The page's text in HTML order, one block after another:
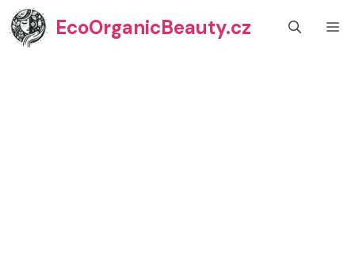
Přeskočit
na
obsah
EcoOrganicBeauty.cz